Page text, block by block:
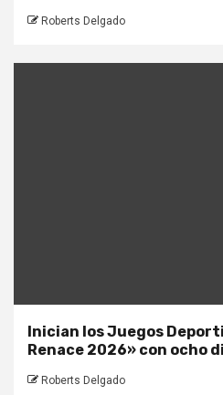
Roberts Delgado
Inician los Juegos
Renace 2026» con ocho
Roberts Delgado